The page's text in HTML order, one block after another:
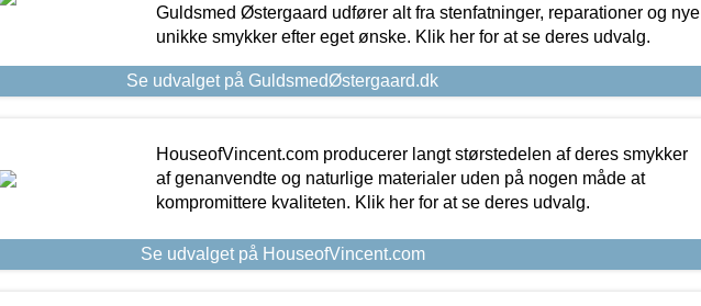
Guldsmed Østergaard udfører alt fra stenfatninger, reparationer og nye
unikke smykker efter eget ønske. Klik her for at se deres udvalg.
Se udvalget på GuldsmedØstergaard.dk
HouseofVincent.com producerer langt størstedelen af deres smykker
af genanvendte og naturlige materialer uden på nogen måde at
kompromittere kvaliteten. Klik her for at se deres udvalg.
Se udvalget på HouseofVincent.com